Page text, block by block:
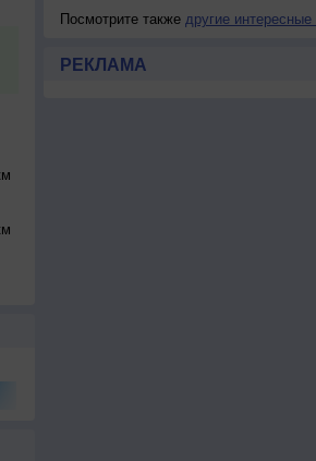
Посмотрите также другие интересные
РЕКЛАМА